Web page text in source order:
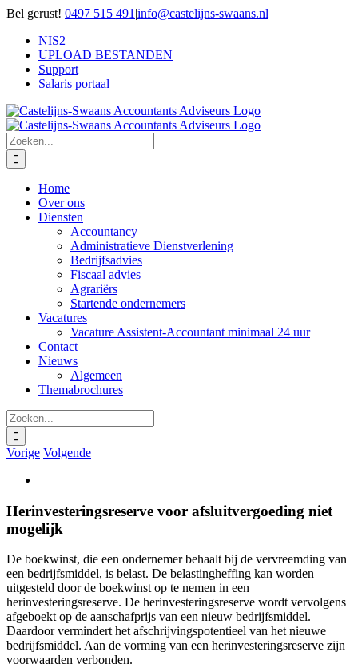
Ga
inhoud
Bel gerust! 0497 515 491 |info@castelijns-swaans.nl
NIS2
UPLOAD BESTANDEN
Support
Salaris portaal
Zoeken
naar:
Home
Over ons
Diensten
Accountancy
Administratieve Dienstverlening
Bedrijfsadvies
Fiscaal advies
Agrariërs
Startende ondernemers
Vacatures
Vacature Assistent-Accountant minimaal 24 uur
Contact
Nieuws
Algemeen
Themabrochures
Zoeken
naar:
Vorige Volgende
afbeelding
Herinvesteringsreserve voor afsluitvergoeding niet
mogelijk
De boekwinst, die een ondernemer behaalt bij de vervreemding van
een bedrijfsmiddel, is belast. De belastingheffing kan worden
uitgesteld door de boekwinst op te nemen in een
herinvesteringsreserve. De herinvesteringsreserve wordt vervolgens
afgeboekt op de aanschafprijs van een nieuw bedrijfsmiddel.
Daardoor vermindert het afschrijvingspotentieel van het nieuwe
bedrijfsmiddel. Aan de vorming van een herinvesteringsreserve zijn
voorwaarden verbonden.